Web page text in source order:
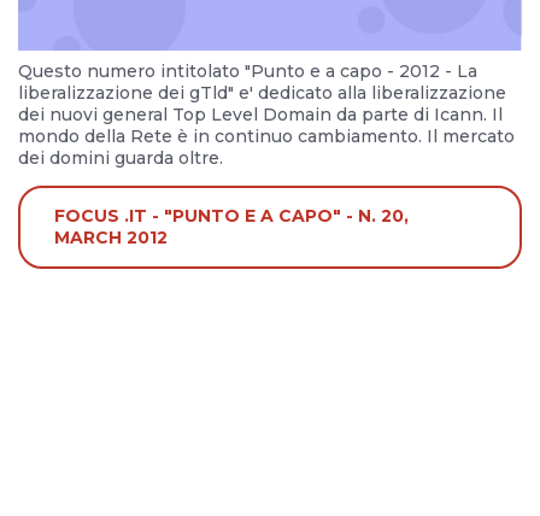
Questo numero intitolato "Punto e a capo - 2012 - La
liberalizzazione dei gTld" e' dedicato alla liberalizzazione
dei nuovi general Top Level Domain da parte di Icann. Il
mondo della Rete è in continuo cambiamento. Il mercato
dei domini guarda oltre.
FOCUS .IT - "PUNTO E A CAPO" - N. 20,
MARCH 2012